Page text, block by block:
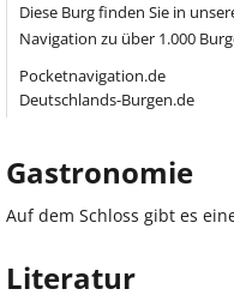
Diese Burg finden Sie in
Navigation zu über 1.000
Pocketnavigation.de
Deutschlands-Burgen.de
Gastronomie
Auf dem Schloss gibt es
Literatur